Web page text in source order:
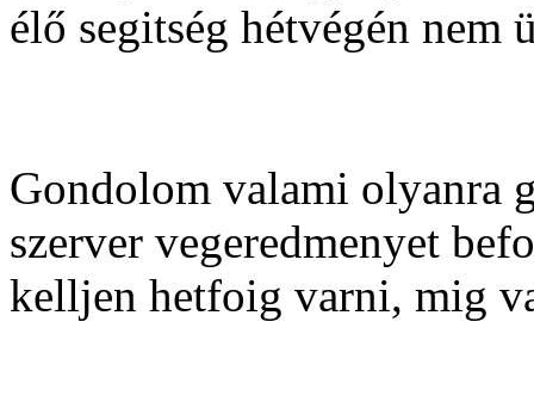
élő segitség hétvégén nem
Gondolom valami olyanra
szerver vegeredmenyet
kelljen hetfoig varni, mig